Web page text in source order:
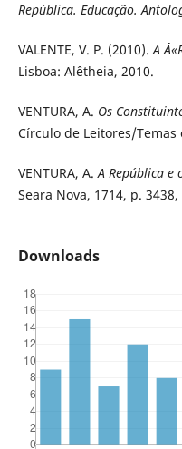
República. Educação.
VALENTE, V. P. (2010).A
Lisboa: Alêtheia, 2010.
VENTURA, A. Os
Círculo de Leitores/Temas
VENTURA, A. A República e
Seara Nova, 1714, p. 3438,
Downloads